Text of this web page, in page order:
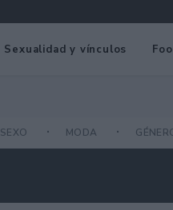
Sexualidad y vínculos
SEXO MODA